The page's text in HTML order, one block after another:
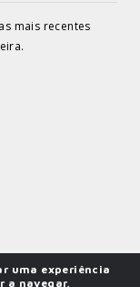
mais recentes
uma experiência
a navegar,